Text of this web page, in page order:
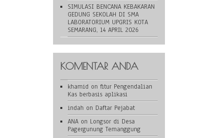
SIMULASI BENCANA KEBAKARAN
GEDUNG SEKOLAH DI SMA
LABORATORIUM UPGRIS KOTA
SEMARANG, 14 APRIL 2026
KOMENTAR ANDA
khamid on fitur Pengendalian
Kas berbasis aplikasi
indah on Daftar Pejabat
ANA on Longsor di Desa
Pagergunung Temanggung